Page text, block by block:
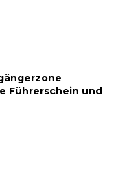
Führerschein und